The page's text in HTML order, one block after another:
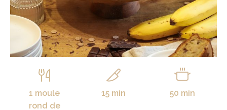
1 moule
rond de
15 min 50 min